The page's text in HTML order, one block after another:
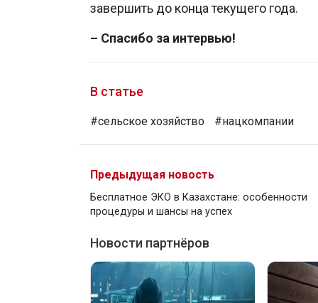
завершить до конца текущего года.
– Спасибо за интервью!
В статье
#сельское хозяйство #нацкомпании
Предыдущая новость
Бесплатное ЭКО в Казахстане: особенности
процедуры и шансы на успех